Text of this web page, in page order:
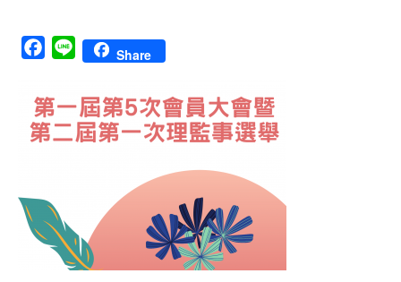
Facebook
Line Share